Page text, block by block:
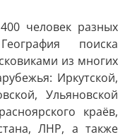
человек разных
поиска
из многих
Иркутской,
Ульяновской
краёв,
ЛНР, а также